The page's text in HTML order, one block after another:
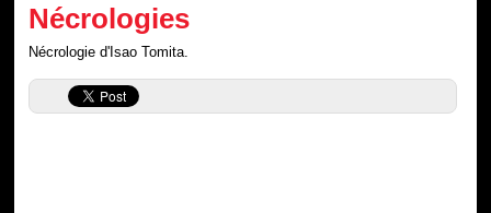
Nécrologies
Nécrologie d'Isao Tomita.